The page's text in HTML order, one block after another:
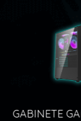
GABINETE